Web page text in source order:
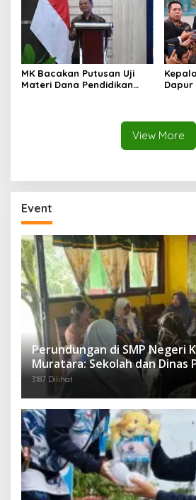
MK Bacakan Putusan Uji
Materi Dana Pendidikan
Dapur
View More
Event
Perundungan di SMP Negeri
Muratara: Sekolah dan Dinas
Langsung Ambil Tindakan
3187 Dilihat